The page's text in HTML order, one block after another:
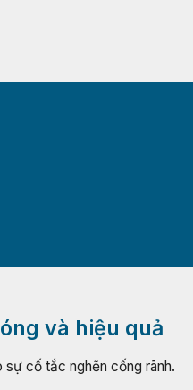
và hiệu quả
sự cố tắc nghẽn cống rãnh.